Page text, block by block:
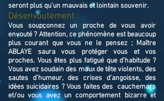
seront plus qu’un mauvais et lointain souvenir.
Désenvoutement :
Vous soupçonnez un proche de vous avoir
envouté ? Attention, ce phénomène est beaucoup
plus courant que vous ne le pensez ; Maître
ABLAYE saura vous protéger vous et vos
proches. Vous êtes plus fatigué que d’habitude ?
Vous avez soudain des maux de tête violents, des
sautes d’humeur, des crises d’angoisse, des
idées suicidaires ? Vous faites des cauchemars
et/ou vous avez un comportement bizarre et